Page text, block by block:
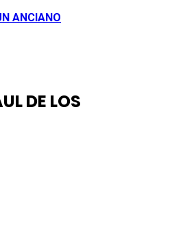
ANCIANO
DE LOS